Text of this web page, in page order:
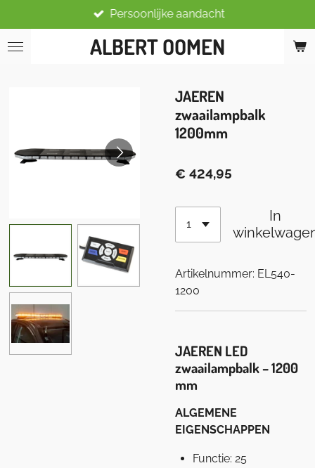
direct
naar
ALBERT OOMEN
Persoonlijke aandacht
JAEREN
zwaailampbalk
1200mm
€ 424,95
In
Artikelnummer: EL540-
1200
JAEREN LED
zwaailampbalk – 1200
mm
ALGEMENE
EIGENSCHAPPEN
Functie: 25